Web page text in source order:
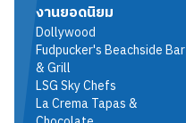
งานยอดนิยม
Dollywood
Fudpucker's Beachside Bar
& Grill
LSG Sky Chefs
La Crema Tapas &